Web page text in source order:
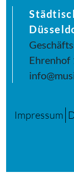
Ehrenhof
Impressum